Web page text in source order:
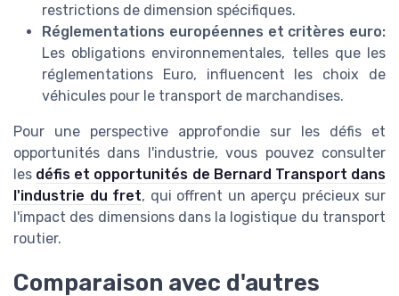
restrictions de dimension spécifiques.
Réglementations européennes et critères euro:
Les obligations environnementales, telles que les
réglementations Euro, influencent les choix de
véhicules pour le transport de marchandises.
Pour une perspective approfondie sur les défis et
opportunités dans l'industrie, vous pouvez consulter
les défis et opportunités de Bernard Transport dans
l'industrie du fret, qui offrent un aperçu précieux sur
l'impact des dimensions dans la logistique du transport
routier.
Comparaison avec d'autres